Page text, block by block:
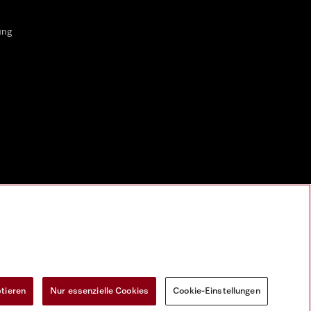
Nur essenzielle Cookies Cookie-Einstellungen